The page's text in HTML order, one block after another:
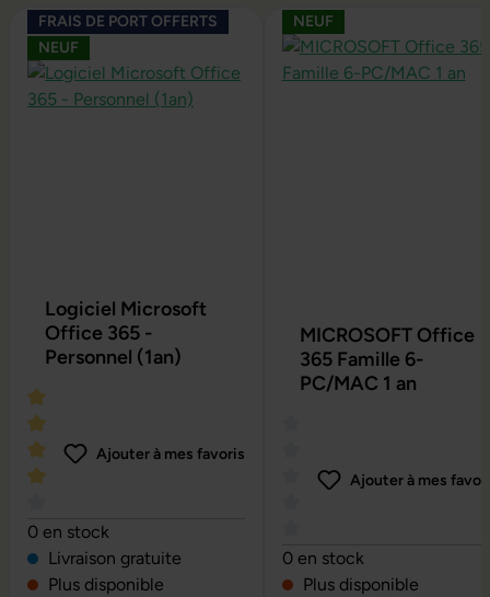
Ignorer la galerie de produits
FRAIS DE PORT OFFERTS
NEUF
Logiciel Microsoft
Office 365 -
Personnel (1an)
Note moyenne de 4 sur 5 étoiles
Ajouter à mes favoris
0 en stock
Livraison gratuite
Plus disponible
NEUF
MICROSOFT Office
365 Famille 6-
PC/MAC 1 an
Note moyenne de 0 sur 5
Ajouter à mes
0 en stock
Plus disponible